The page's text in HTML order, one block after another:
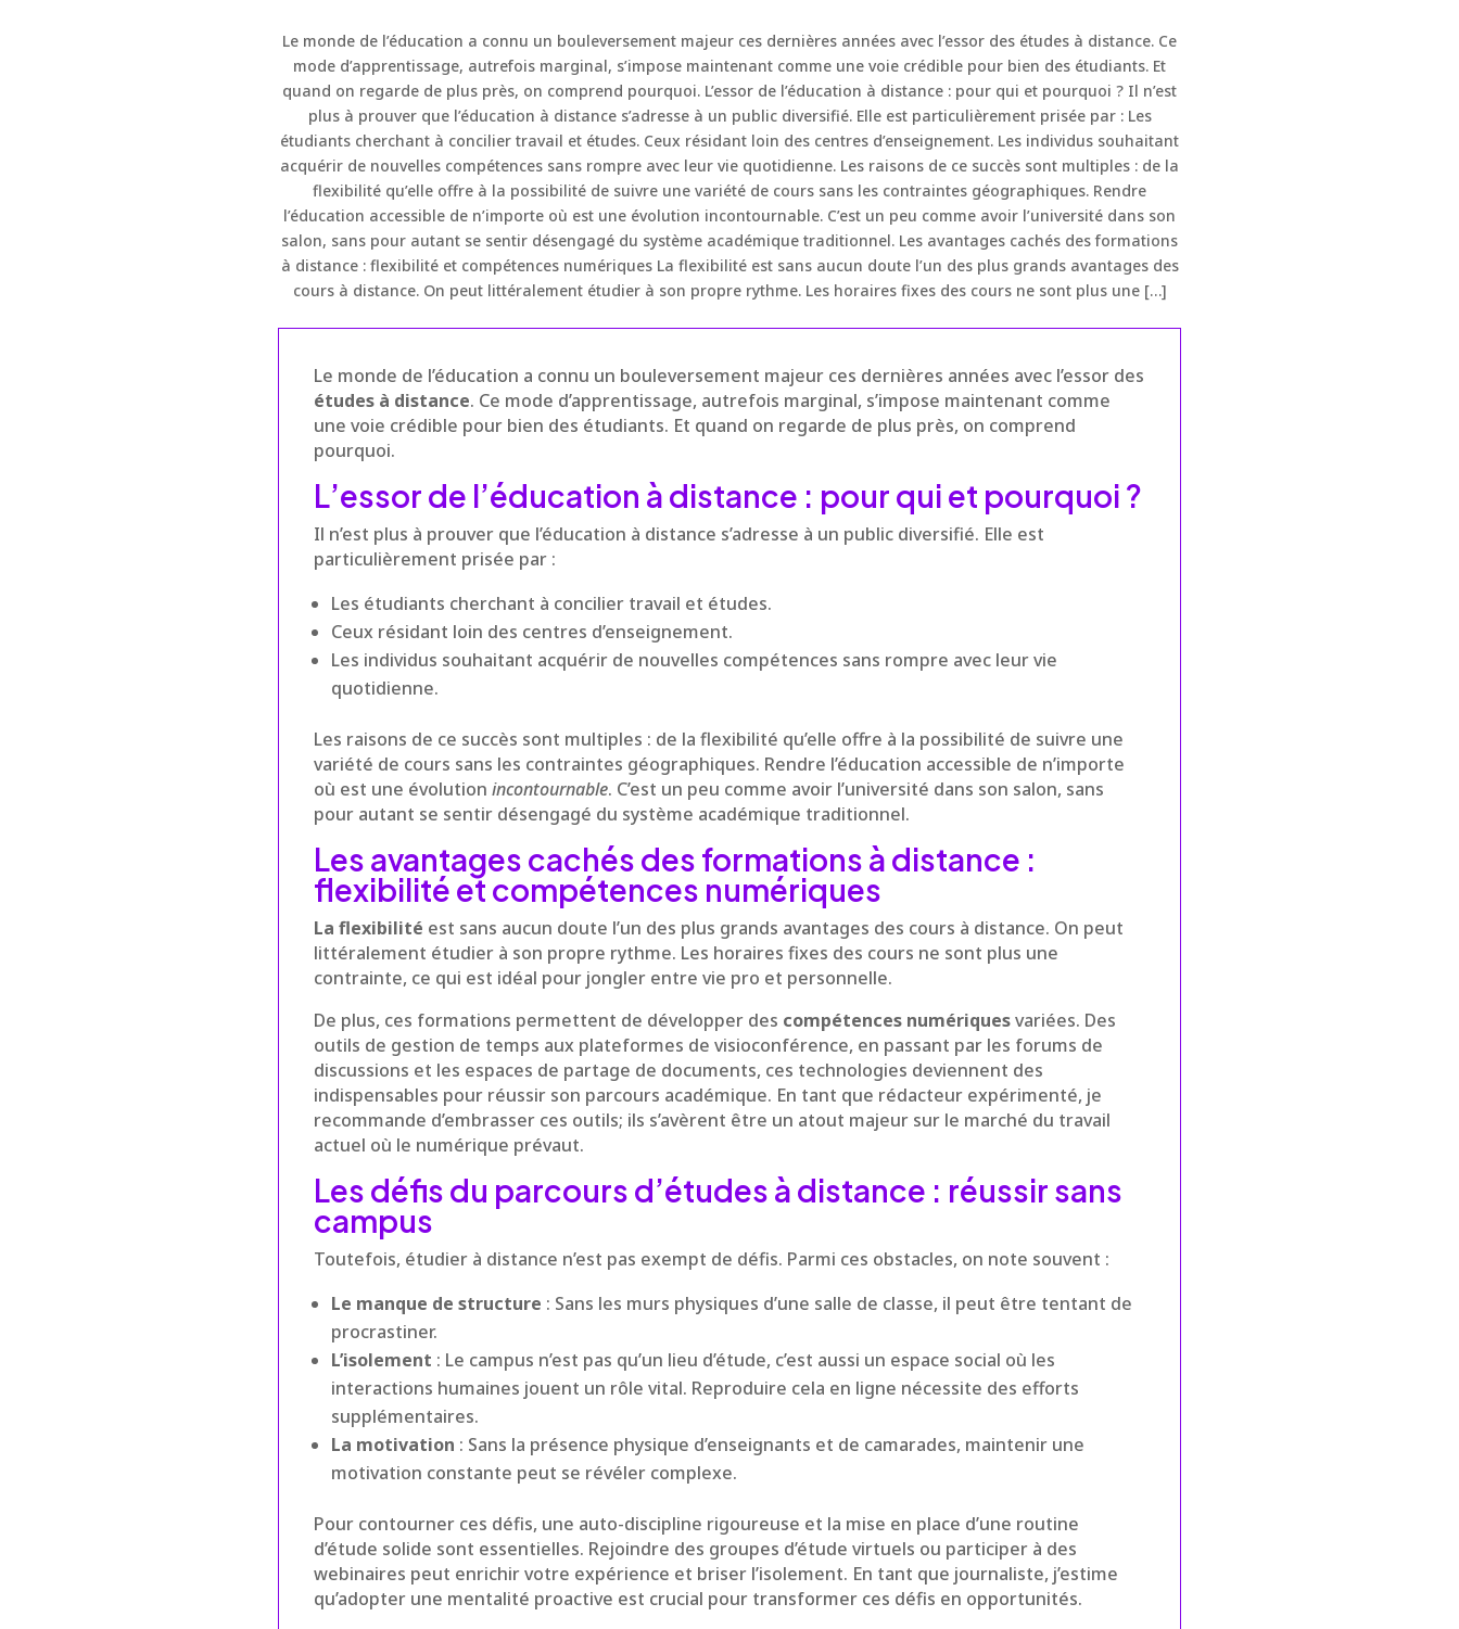
Le monde de l’éducation a connu un bouleversement majeur ces dernières années avec l’essor des études à distance. Ce
mode d’apprentissage, autrefois marginal, s’impose maintenant comme une voie crédible pour bien des étudiants. Et
quand on regarde de plus près, on comprend pourquoi. L’essor de l’éducation à distance : pour qui et pourquoi ? Il n’est
plus à prouver que l’éducation à distance s’adresse à un public diversifié. Elle est particulièrement prisée par : Les
étudiants cherchant à concilier travail et études. Ceux résidant loin des centres d’enseignement. Les individus souhaitant
acquérir de nouvelles compétences sans rompre avec leur vie quotidienne. Les raisons de ce succès sont multiples : de la
flexibilité qu’elle offre à la possibilité de suivre une variété de cours sans les contraintes géographiques. Rendre
l’éducation accessible de n’importe où est une évolution incontournable. C’est un peu comme avoir l’université dans son
salon, sans pour autant se sentir désengagé du système académique traditionnel. Les avantages cachés des formations
à distance : flexibilité et compétences numériques La flexibilité est sans aucun doute l’un des plus grands avantages des
cours à distance. On peut littéralement étudier à son propre rythme. Les horaires fixes des cours ne sont plus une […]
Le monde de l’éducation a connu un bouleversement majeur ces dernières années avec l’essor des
études à distance. Ce mode d’apprentissage, autrefois marginal, s’impose maintenant comme
une voie crédible pour bien des étudiants. Et quand on regarde de plus près, on comprend
pourquoi.
L’essor de l’éducation à distance : pour qui et pourquoi ?
Il n’est plus à prouver que l’éducation à distance s’adresse à un public diversifié. Elle est
particulièrement prisée par :
Les étudiants cherchant à concilier travail et études.
Ceux résidant loin des centres d’enseignement.
Les individus souhaitant acquérir de nouvelles compétences sans rompre avec leur vie
quotidienne.
Les raisons de ce succès sont multiples : de la flexibilité qu’elle offre à la possibilité de suivre une
variété de cours sans les contraintes géographiques. Rendre l’éducation accessible de n’importe
où est une évolution incontournable. C’est un peu comme avoir l’université dans son salon, sans
pour autant se sentir désengagé du système académique traditionnel.
Les avantages cachés des formations à distance :
flexibilité et compétences numériques
La flexibilité est sans aucun doute l’un des plus grands avantages des cours à distance. On peut
littéralement étudier à son propre rythme. Les horaires fixes des cours ne sont plus une
contrainte, ce qui est idéal pour jongler entre vie pro et personnelle.
De plus, ces formations permettent de développer des compétences numériquesvariées. Des
outils de gestion de temps aux plateformes de visioconférence, en passant par les forums de
discussions et les espaces de partage de documents, ces technologies deviennent des
indispensables pour réussir son parcours académique. En tant que rédacteur expérimenté, je
recommande d’embrasser ces outils; ils s’avèrent être un atout majeur sur le marché du travail
actuel où le numérique prévaut.
Les défis du parcours d’études à distance : réussir sans
campus
Toutefois, étudier à distance n’est pas exempt de défis. Parmi ces obstacles, on note souvent :
Le manque de structure : Sans les murs physiques d’une salle de classe, il peut être tentant de
procrastiner.
L’isolement : Le campus n’est pas qu’un lieu d’étude, c’est aussi un espace social où les
interactions humaines jouent un rôle vital. Reproduire cela en ligne nécessite des efforts
supplémentaires.
La motivation : Sans la présence physique d’enseignants et de camarades, maintenir une
motivation constante peut se révéler complexe.
Pour contourner ces défis, une auto-discipline rigoureuse et la mise en place d’une routine
d’étude solide sont essentielles. Rejoindre des groupes d’étude virtuels ou participer à des
webinaires peut enrichir votre expérience et briser l’isolement. En tant que journaliste, j’estime
qu’adopter une mentalité proactive est crucial pour transformer ces défis en opportunités.